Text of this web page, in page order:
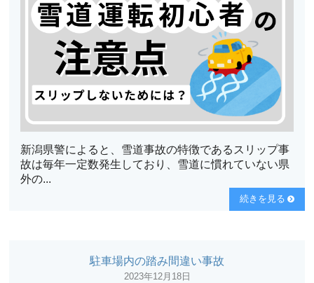
新潟県警によると、雪道事故の特徴であるスリップ事
故は毎年一定数発生しており、雪道に慣れていない県
外の...
続きを見る
駐車場内の踏み間違い事故
2023年12月18日